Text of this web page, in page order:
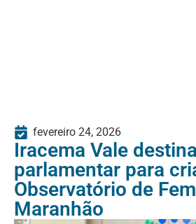
fevereiro 24, 2026
Iracema Vale
parlamentar para
Observatório de
Maranhão